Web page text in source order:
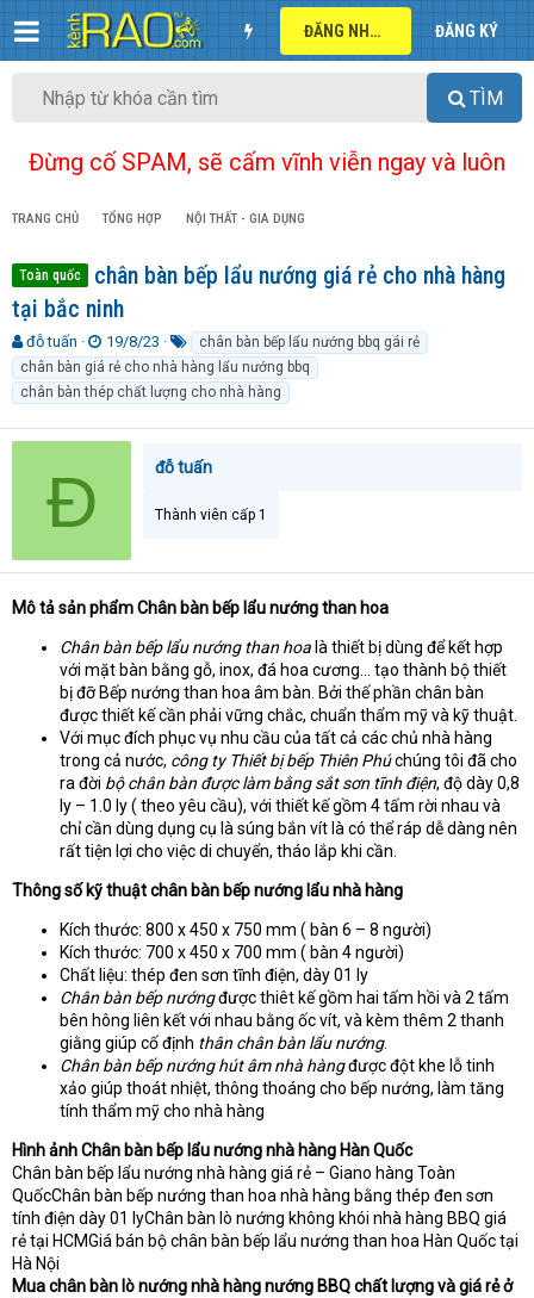
ĐĂNG NHẬP ĐĂNG KÝ
TÌM
Đừng cố SPAM, sẽ cấm vĩnh viễn ngay và luôn
TRANG CHỦ TỔNG HỢP NỘI THẤT - GIA DỤNG
Toàn quốc
chân bàn bếp lẩu nướng giá rẻ cho nhà hàng
tại bắc ninh
T
h
r
e
a
e
r
đỗ tuấn
N
g
à
y
g
19/8/23
ừ
k
h
ó
chân bàn bếp lẩu nướng bbq gái rẻ
chân bàn giá rẻ cho nhà hàng lẩu nướng bbq
chân bàn thép chất lượng cho nhà hàng
Đ đỗ tuấn
Thành viên cấp 1
Mô tả sản phẩm Chân bàn bếp lẩu nướng than hoa
Chân bàn bếp lẩu nướng than hoa là thiết bị dùng để kết hợp
với mặt bàn bằng gỗ, inox, đá hoa cương… tạo thành bộ thiết
bị đỡ Bếp nướng than hoa âm bàn. Bởi thế phần chân bàn
được thiết kế cần phải vững chắc, chuẩn thẩm mỹ và kỹ thuật.
Với mục đích phục vụ nhu cầu của tất cả các chủ nhà hàng
trong cả nước, công ty Thiết bị bếp Thiên Phúchúng tôi đã cho
ra đời bộ chân bàn được làm bằng sắt sơn tĩnh điện, độ dày 0,8
ly – 1.0 ly ( theo yêu cầu), với thiết kế gồm 4 tấm rời nhau và
chỉ cần dùng dụng cụ là súng bắn vít là có thể ráp dễ dàng nên
rất tiện lợi cho việc di chuyển, tháo lắp khi cần.
Thông số kỹ thuật chân bàn bếp nướng lẩu nhà hàng
Kích thước: 800 x 450 x 750 mm ( bàn 6 – 8 người)
Kích thước: 700 x 450 x 700 mm ( bàn 4 người)
Chất liệu: thép đen sơn tĩnh điện, dày 01 ly
Chân bàn bếp nướngđược thiêt kế gồm hai tấm hồi và 2 tấm
bên hông liên kết với nhau bằng ốc vít, và kèm thêm 2 thanh
giằng giúp cố định thân chân bàn lẩu nướng.
Chân bàn bếp nướng hút âm nhà hàngđược đột khe lỗ tinh
xảo giúp thoát nhiệt, thông thoáng cho bếp nướng, làm tăng
tính thẩm mỹ cho nhà hàng
Hình ảnh Chân bàn bếp lẩu nướng nhà hàng Hàn Quốc
Chân bàn bếp lẩu nướng nhà hàng giá rẻ – Giano hàng Toàn
QuốcChân bàn bếp nướng than hoa nhà hàng bằng thép đen sơn
tính điện dày 01 lyChân bàn lò nướng không khói nhà hàng BBQ giá
rẻ tại HCMGiá bán bộ chân bàn bếp lẩu nướng than hoa Hàn Quốc tại
Hà Nội
Mua chân bàn lò nướng nhà hàng nướng BBQ chất lượng và giá rẻ ở